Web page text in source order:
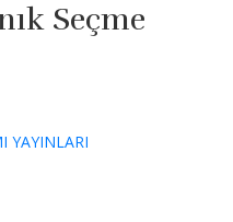
Seçme
YAYINLARI